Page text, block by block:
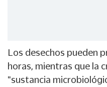
Los desechos pueden
horas, mientras que la
"sustancia